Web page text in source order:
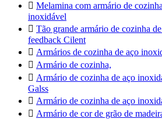
 Melamina com armário de
inoxidável
 Tão grande armário de cozinha
feedback Cilent
 Armários de cozinha de aço
 Armário de cozinha,
 Armário de cozinha de aço
Galss
 Armário de cozinha de aço
 Armário de cor de grão de